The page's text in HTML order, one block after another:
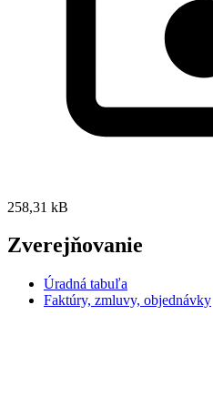
258,31 kB
Zverejňovanie
Úradná tabuľa
Faktúry, zmluvy, objednávky